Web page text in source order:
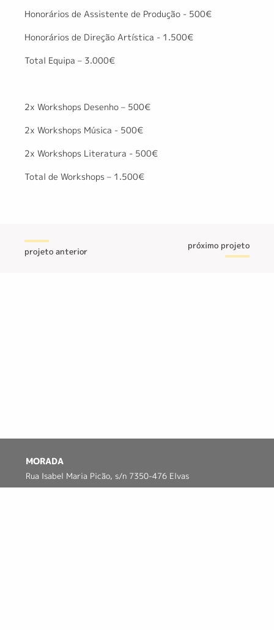
Honorários de Assistente de Produção - 500€
Honorários de Direção Artística - 1.500€
Total Equipa – 3.000€
2x Workshops Desenho – 500€
2x Workshops Música - 500€
2x Workshops Literatura - 500€
Total de Workshops – 1.500€
projeto anterior
próximo projeto
MORADA
Rua Isabel Maria Picão, s/n 7350-476 Elvas